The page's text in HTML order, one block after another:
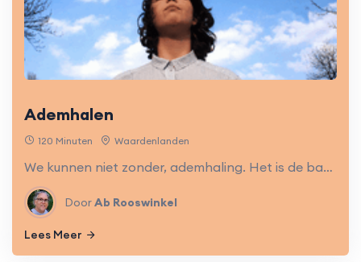
Ademhalen
120 Minuten Waardenlanden
We kunnen niet zonder, ademhaling. Het is de basis van je gezond en vitaal voelen. In de regio Sliedrecht leert Ab Rooswinkel je meer over de invloed van ademen op je lichamelijk en geestelijk welzijn. 2 sessies van 1 uur.
DoorAb Rooswinkel
Lees Meer